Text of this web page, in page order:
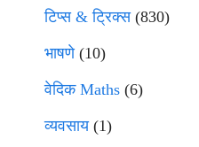
टिप्स & ट्रिक्स(830)
भाषणे(10)
वेदिक Maths (6)
व्यवसाय(1)